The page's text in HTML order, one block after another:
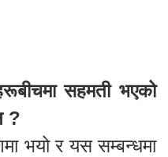
सहमती भएको
?
भयो र यस सम्बन्धमा